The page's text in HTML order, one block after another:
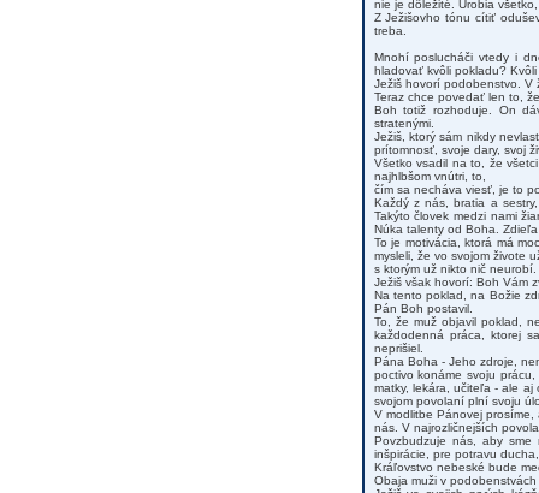
nie je dôležité. Urobia
Z Ježišovho tónu cítiť
treba.
Mnohí poslucháči vtedy i
hladovať kvôli pokladu?
Ježiš hovorí podobenstvo. V
Teraz chce povedať len to,
Boh totiž rozhoduje. On
stratenými.
Ježiš, ktorý sám nikdy
prítomnosť, svoje dary, svoj
Všetko vsadil na to, že
najhlbšom vnútri, to,
čím sa necháva viesť, je to
Každý z nás, bratia a
Takýto človek medzi nami
Núka talenty od Boha.
To je motivácia, ktorá má
mysleli, že vo svojom živote
s ktorým už nikto nič neurobí.
Ježiš však hovorí: Boh Vám
Na tento poklad, na Božie
Pán Boh postavil.
To, že muž objavil poklad,
každodenná práca, ktorej
neprišiel.
Pána Boha - Jeho zdroje,
poctivo konáme svoju
matky, lekára, učiteľa - ale
svojom povolaní plní svoju
V modlitbe Pánovej
nás. V najrozličnejších
Povzbudzuje nás, aby
inšpirácie, pre potravu
Kráľovstvo nebeské bude
Obaja muži v